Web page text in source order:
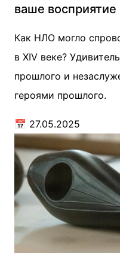
ваше восприятие
Как НЛО могло
в XIV веке?
прошлого и
героями прошлого.
📅 27.05.2025